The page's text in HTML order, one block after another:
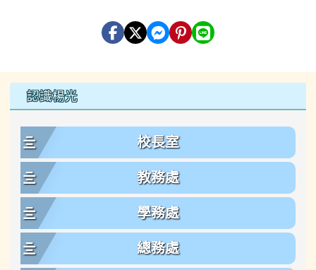
左邊區域內容
認識楊光
校長室
教務處
學務處
總務處